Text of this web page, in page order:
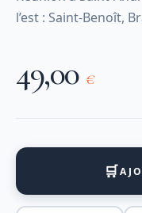
l’est : Saint-Benoît,
49,00 €
🛒